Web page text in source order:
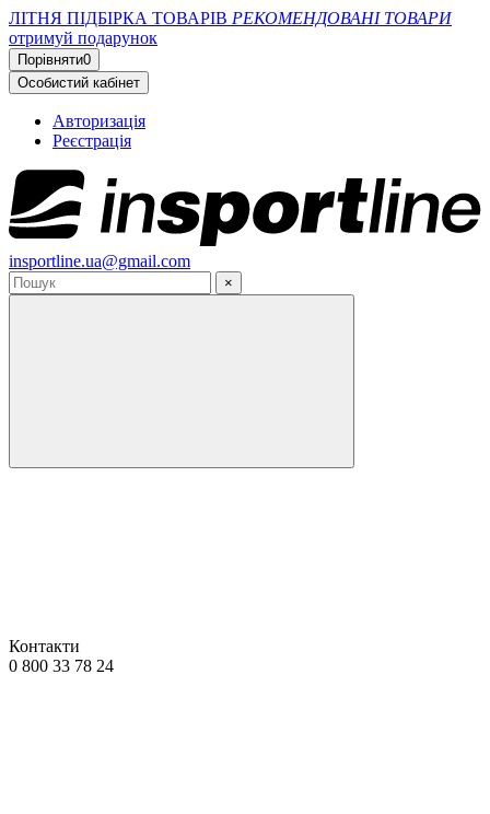
ЛІТНЯ ПІДБІРКА ТОВАРІВ РЕКОМЕНДОВАНІ ТОВАРИ
отримуй подарунок
Порівняти0
Особистий кабінет
Авторизація
Реєстрація
insportline.ua@gmail.com
×
Контакти
0 800 33 78 24